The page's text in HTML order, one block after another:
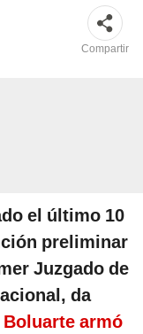
Compartir
el último 10
preliminar
Juzgado de
da
armó